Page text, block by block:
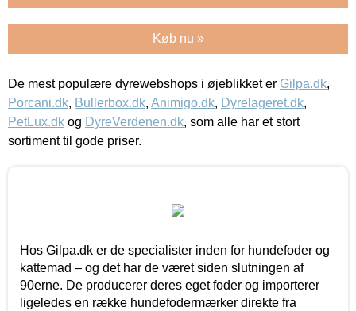
Køb nu »
De mest populære dyrewebshops i øjeblikket er Gilpa.dk,
Porcani.dk, Bullerbox.dk, Animigo.dk, Dyrelageret.dk,
PetLux.dk og DyreVerdenen.dk, som alle har et stort
sortiment til gode priser.
Hos Gilpa.dk er de specialister inden for hundefoder og
kattemad – og det har de været siden slutningen af
90erne. De producerer deres eget foder og importerer
ligeledes en række hundefodermærker direkte fra